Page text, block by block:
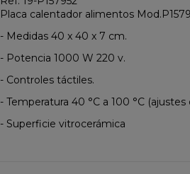
Placa calentador alimentos
- Medidas 40 x 40 x 7 cm.
- Potencia 1000 W 220 v.
- Controles táctiles.
- Temperatura 40 °C a 100 °C (ajustes
- Superficie vitrocerámica